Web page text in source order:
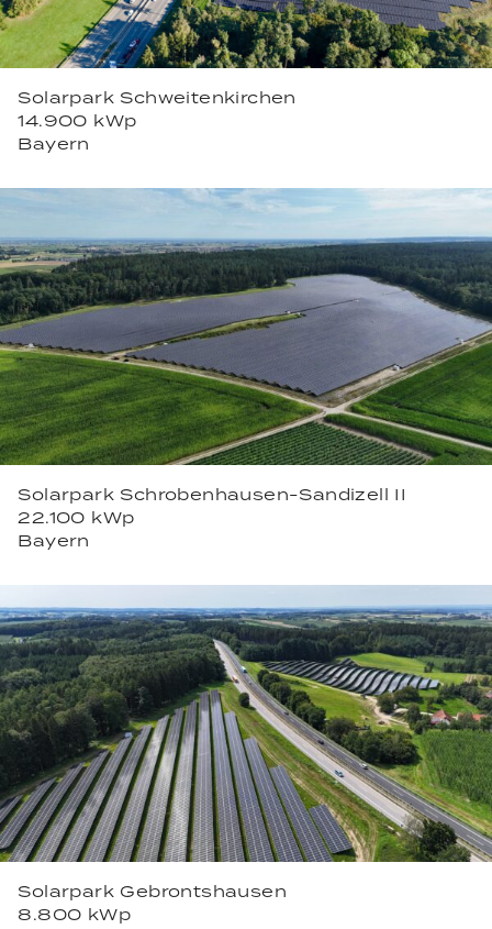
Solarpark Schweitenkirchen
14.900 kWp
Bayern
Solarpark Schrobenhausen-Sandizell II
22.100 kWp
Bayern
Solarpark Gebrontshausen
8.800 kWp